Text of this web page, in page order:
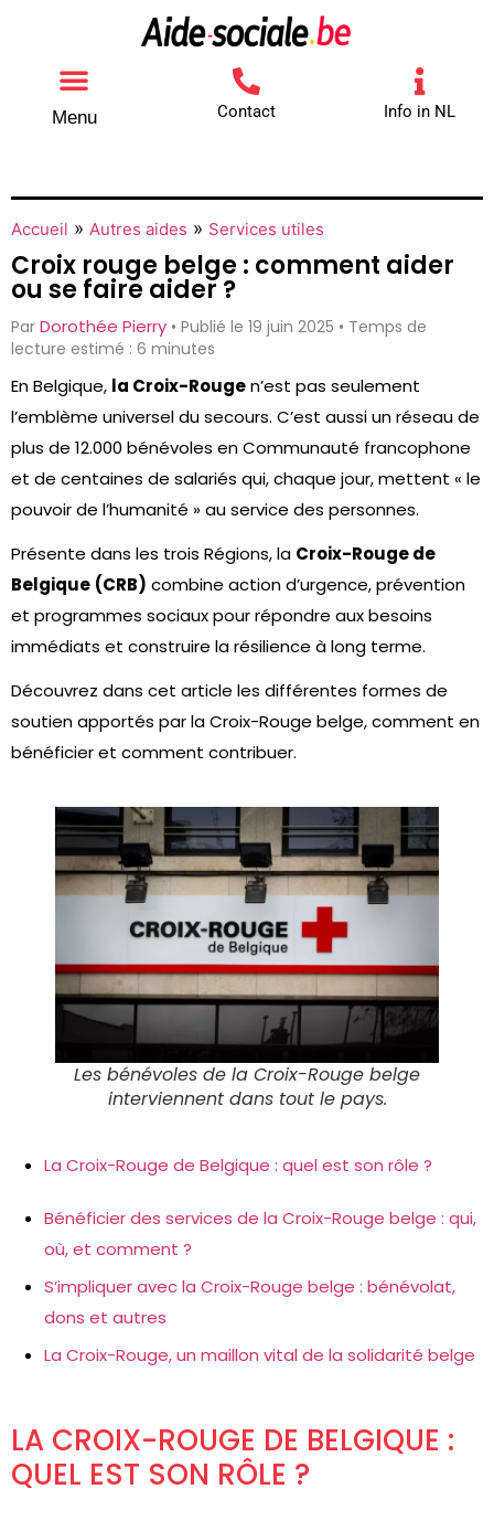
Menu Contact Info in NL
Accueil » Autres aides » Services utiles
Croix rouge belge : comment aider
ou se faire aider ?
Par Dorothée Pierry • Publié le 19 juin 2025 • Temps de
lecture estimé : 6 minutes
En Belgique, la Croix-Rougen’est pas seulement
l’emblème universel du secours. C’est aussi un réseau de
plus de 12.000 bénévoles en Communauté francophone
et de centaines de salariés qui, chaque jour, mettent « le
pouvoir de l’humanité » au service des personnes.
Présente dans les trois Régions, la Croix-Rouge de
Belgique (CRB) combine action d’urgence, prévention
et programmes sociaux pour répondre aux besoins
immédiats et construire la résilience à long terme.
Découvrez dans cet article les différentes formes de
soutien apportés par la Croix-Rouge belge, comment en
bénéficier et comment contribuer.
Les bénévoles de la Croix-Rouge belge
interviennent dans tout le pays.
La Croix-Rouge de Belgique : quel est son rôle ?
Bénéficier des services de la Croix-Rouge belge : qui,
où, et comment ?
S’impliquer avec la Croix-Rouge belge : bénévolat,
dons et autres
La Croix-Rouge, un maillon vital de la solidarité belge
LA CROIX-ROUGE DE BELGIQUE :
QUEL EST SON RÔLE ?